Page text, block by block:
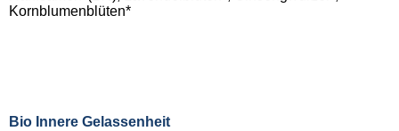
Kornblumenblüten*
Bio Innere Gelassenheit